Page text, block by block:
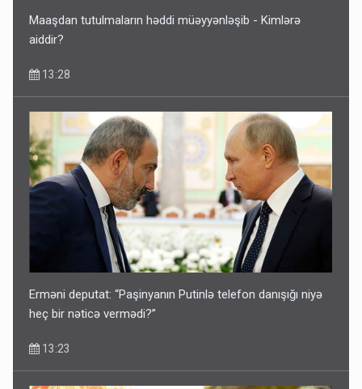
Rusiya Azərbaycan vətədaşlarını deport etdi
5 Avqust 11:53
Maaşdan tutulmaların həddi müəyyənləşib - Kimlərə
aiddir?
13:28
Erməni deputat: “Paşinyanın Putinlə telefon danışığı niyə
heç bir nəticə vermədi?”
13:23